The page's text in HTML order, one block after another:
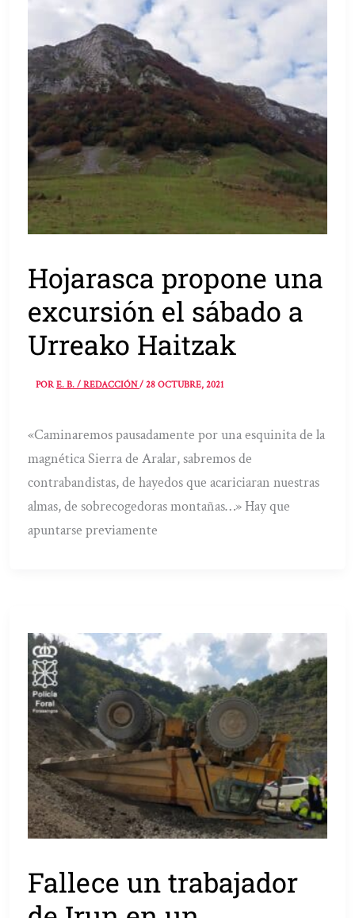
Hojarasca propone una
excursión el sábado a
Urreako Haitzak
PORE. B. / REDACCIÓN/28 OCTUBRE, 2021
«Caminaremos pausadamente por una esquinita de la
magnética Sierra de Aralar, sabremos de
contrabandistas, de hayedos que acariciaran nuestras
almas, de sobrecogedoras montañas…» Hay que
apuntarse previamente
Fallece un trabajador